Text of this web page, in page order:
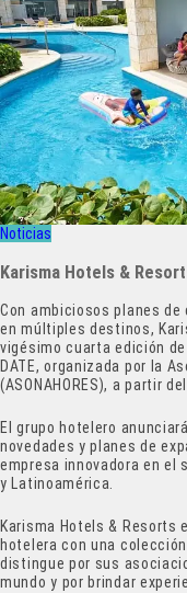
Noticias
Karisma Hotels &
Con ambiciosos planes
en múltiples destinos,
vigésimo cuarta edición
DATE, organizada por la
(ASONAHORES), a partir
El grupo hotelero
novedades y planes de
empresa innovadora en el
y Latinoamérica.
Karisma Hotels & Resorts
hotelera con una
distingue por sus
mundo y por brindar